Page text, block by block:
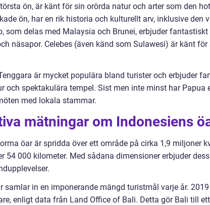
ön, är känt för sin orörda natur och arter som den
ön, har en rik historia och kulturellt arv, inklusive den
som delas med Malaysia och Brunei, erbjuder
näsapor. Celebes (även känd som Sulawesi) är känt
är mycket populära bland turister och erbjuder
och spektakulära tempel. Sist men inte minst har Papua
med lokala stammar.
mätningar om Indonesiens
öar är spridda över ett område på cirka 1,9 miljoner
54 000 kilometer. Med sådana dimensioner erbjuder
samlar in en imponerande mängd turistmål varje år.
enligt data från Land Office of Bali. Detta gör Bali till